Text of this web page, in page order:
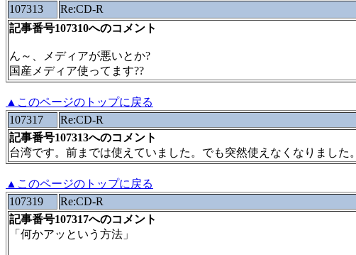
107313
Re:CD-R
記事番号107310へのコメント
ん～、メディアが悪いとか?
国産メディア使ってます??
▲このページのトップに戻る
107317
Re:CD-R
記事番号107313へのコメント
台湾です。前までは使えていました。でも突然使えなくなりました。
▲このページのトップに戻る
107319
Re:CD-R
記事番号107317へのコメント
「何かアッという方法」